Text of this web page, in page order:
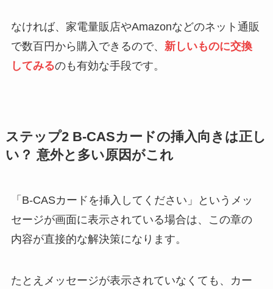
なければ、家電量販店やAmazonなどのネット通販
で数百円から購入できるので、 新しいものに交換
してみるのも有効な手段です。
ステップ2 B-CASカードの挿入向きは正し
い？ 意外と多い原因がこれ
「B-CASカードを挿入してください」というメッ
セージが画面に表示されている場合は、この章の
内容が直接的な解決策になります。
たとえメッセージが表示されていなくても、カー